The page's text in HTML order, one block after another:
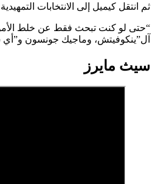
ثم انتقل كيميل إلى الانتخابات
“حتى لو كنت تبحث فقط عن خلط
آل”ينكوفيتش، وماجيك جونسون
سيث مايرز